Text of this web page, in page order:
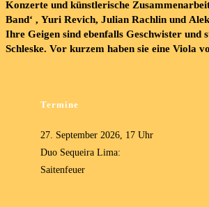
Konzerte und künstlerische
Band‘ , Yuri Revich, Julian Rachlin und
Ihre Geigen sind ebenfalls Geschwister und
Schleske. Vor kurzem haben sie eine Viola
Termine
27. September 2026, 17 Uhr
Duo Sequeira Lima:
Saitenfeuer